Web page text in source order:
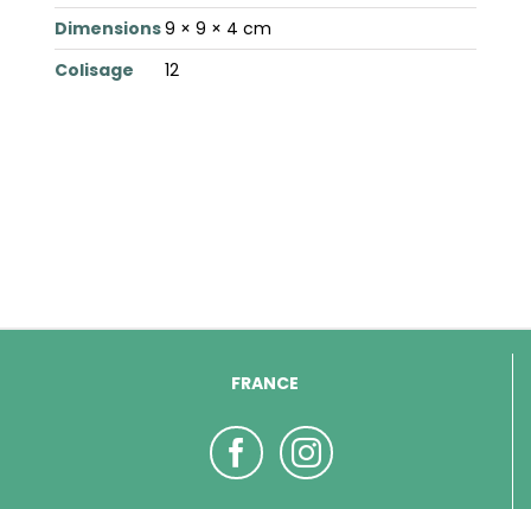
Dimensions9 × 9 × 4 cm
Colisage
12
FRANCE